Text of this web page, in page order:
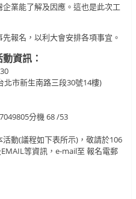
業能了解及因應。這也是此次工
報名，以利大會安排各項事宜。
資訊：
北市新生南路三段30號14樓)
分機 68 /53
動(議程如下表所示)，敬請於106
等資訊，e-mail至 報名電郵